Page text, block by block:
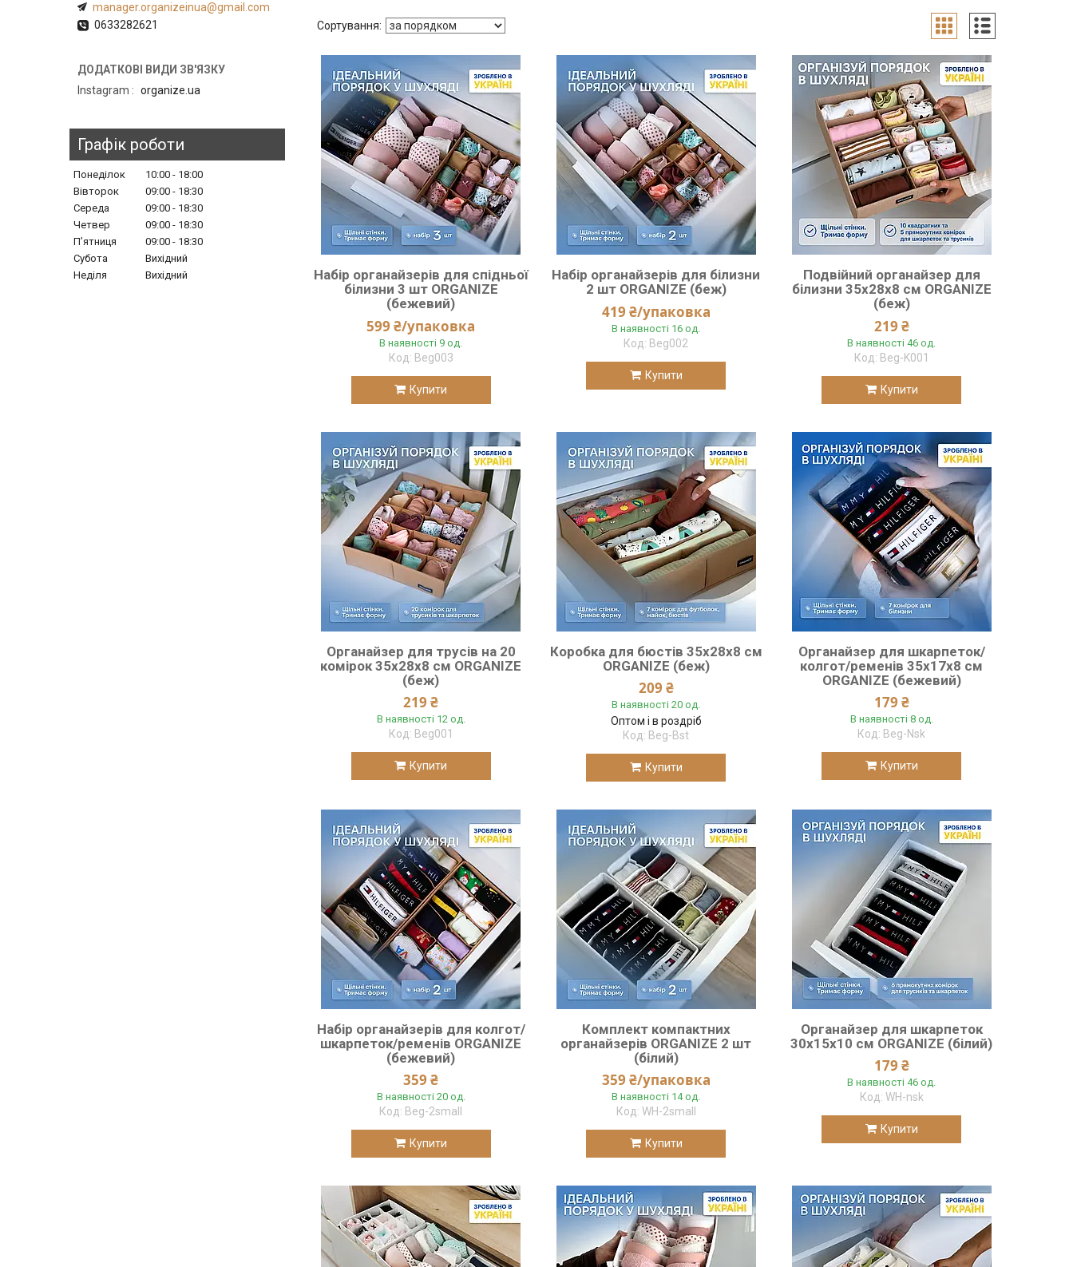
Набір органайзерів для спідньої
білизни 3 шт ORGANIZE
(бежевий)
599 ₴/упаковка
В наявності 9 од.
Beg003
Купити
Набір органайзерів для білизни
2 шт ORGANIZE (беж)
419 ₴/упаковка
В наявності 16 од.
Beg002
Купити
Подвійний органайзер для
білизни 35х28х8 см ORGANIZE
(беж)
219 ₴
В наявності 46 од.
Beg-K001
Купити
Органайзер для трусів на 20
комірок 35х28х8 см ORGANIZE
(беж)
219 ₴
В наявності 12 од.
Beg001
Купити
Коробка для бюстів 35х28х8 см
ORGANIZE (беж)
209 ₴
В наявності 20 од.
Оптом і в роздріб
Beg-Bst
Купити
Органайзер для шкарпеток/
колгот/ременів 35х17х8 см
ORGANIZE (бежевий)
179 ₴
В наявності 8 од.
Beg-Nsk
Купити
Набір органайзерів для колгот/
шкарпеток/ременів ORGANIZE
(бежевий)
359 ₴
В наявності 20 од.
Beg-2small
Купити
Комплект компактних
органайзерів ORGANIZE 2 шт
(білий)
359 ₴/упаковка
В наявності 14 од.
WH-2small
Купити
Органайзер для шкарпеток
30х15х10 см ORGANIZE (білий)
179 ₴
В наявності 46 од.
WH-nsk
Купити
manager.organizeinua@gmail.com
0633282621
Instagram organize.ua
Графік роботи
Понеділок 10:00
18:00
Вівторок
09:00
18:30
Середа
09:00
18:30
Четвер
09:00
18:30
Пʼятниця
09:00
18:30
Субота
Вихідний
Неділя
Вихідний